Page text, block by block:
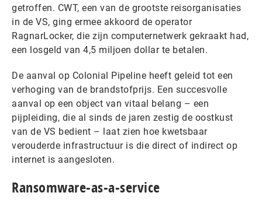
getroffen. CWT, een van de grootste reisorganisaties
in de VS, ging ermee akkoord de operator
RagnarLocker, die zijn computernetwerk gekraakt had,
een losgeld van 4,5 miljoen dollar te betalen.
De aanval op Colonial Pipeline heeft geleid tot een
verhoging van de brandstofprijs. Een succesvolle
aanval op een object van vitaal belang – een
pijpleiding, die al sinds de jaren zestig de oostkust
van de VS bedient – laat zien hoe kwetsbaar
verouderde infrastructuur is die direct of indirect op
internet is aangesloten.
Ransomware-as-a-service